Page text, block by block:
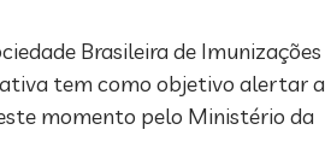
Brasileira de Imunizações
tem como objetivo alertar a
momento pelo Ministério da